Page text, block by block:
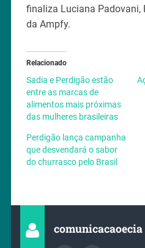
finaliza Luciana Padovani,
da Ampfy.
Relacionado
Sadia e Perdigão estão
entre as marcas de
alimentos mais próximas
das mulheres brasileiras
Perdigão lança campanha
que desvendará o sabor
do churrasco pelo Brasil
comunicacaoecia